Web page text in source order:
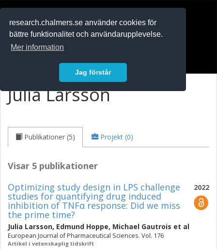
research.chalmers.se använder cookies för
bättre funktionalitet och användarupplevelse.
Mer information
Jag förstår
Julia Larsson
Publikationer (5) Projekt (0)
Visar 5 publikationer
2022
Optimizing study design in LPS challenge
studies for quantifying drug induced
inhibition of TNFα response: Did we miss
the prime time?
Julia Larsson, Edmund Hoppe, Michael Gautrois et al
European Journal of Pharmaceutical Sciences. Vol. 176
Artikel i vetenskaplig tidskrift